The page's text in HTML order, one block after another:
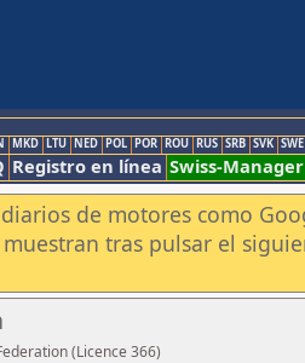
MKD LTU NED POL POR ROU RUS SRB SVK SWE
Registro en línea Swiss-Manager
de motores como
tras pulsar el
(Licence 366)